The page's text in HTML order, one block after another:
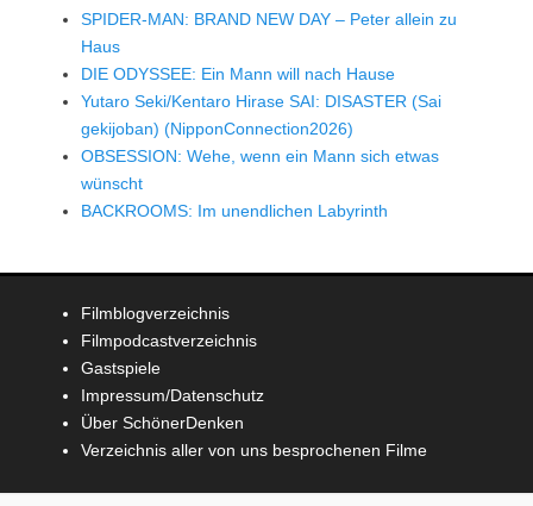
SPIDER-MAN: BRAND NEW DAY – Peter allein zu
Haus
DIE ODYSSEE: Ein Mann will nach Hause
Yutaro Seki/Kentaro Hirase SAI: DISASTER (Sai
gekijoban) (NipponConnection2026)
OBSESSION: Wehe, wenn ein Mann sich etwas
wünscht
BACKROOMS: Im unendlichen Labyrinth
Filmblogverzeichnis
Filmpodcastverzeichnis
Gastspiele
Impressum/Datenschutz
Über SchönerDenken
Verzeichnis aller von uns besprochenen Filme